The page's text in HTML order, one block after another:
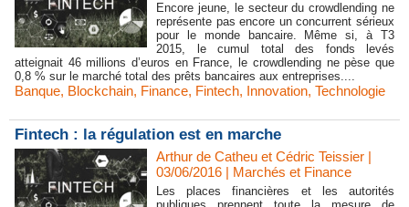
Encore jeune, le secteur du crowdlending ne
représente pas encore un concurrent sérieux
pour le monde bancaire. Même si, à T3
2015, le cumul total des fonds levés
atteignait 46 millions d’euros en France, le crowdlending ne pèse que
0,8 % sur le marché total des prêts bancaires aux entreprises....
Banque, Blockchain, Finance, Fintech, Innovation, Technologie
Fintech : la régulation est en marche
Arthur de Catheu et Cédric Teissier |
03/06/2016 | Marchés et Finance
Les places financières et les autorités